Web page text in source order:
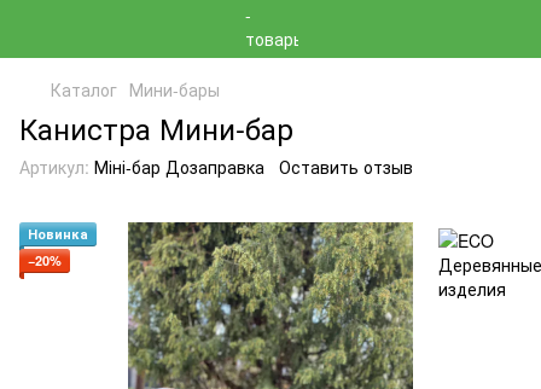
Каталог Мини-бары
Канистра Мини-бар
Артикул: Міні-бар Дозаправка Оставить отзыв
Новинка
−20%